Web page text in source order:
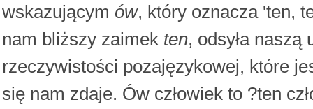
wskazującym ów, który oznacza 'ten,
nam bliższy zaimek ten, odsyła
rzeczywistości pozajęzykowej, które
się nam zdaje. Ów człowiek to ?ten